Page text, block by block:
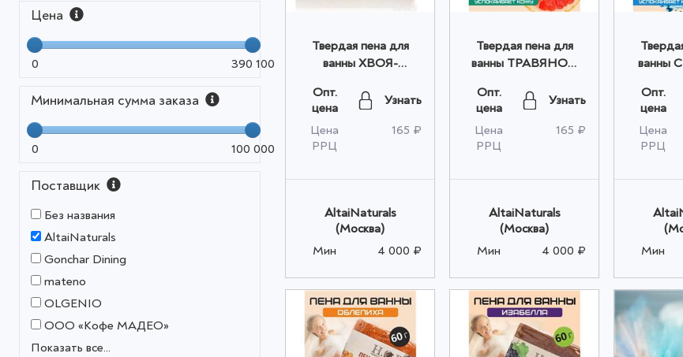
Цена
0 390 100
Минимальная сумма заказа
0 100 000
Поставщик
Без названия
AltaiNaturals
Gonchar Dining
mateno
OLGENIO
OOO «Кофе МАДЕО»
Показать все...
Твердая пена для
ванны ХВОЯ-
60гр оптом
Опт.
цена
Узнать
Цена
РРЦ
165 ₽
AltaiNaturals
(Москва)
Мин
4 000 ₽
Твердая пена для
ванны ТРАВЯНОЙ
60гр оптом
Опт.
цена
Узнать
Цена
РРЦ
165 ₽
AltaiNaturals
(Москва)
Мин
4 000 ₽
ванны
Опт.
цена
Цена
РРЦ
Мин